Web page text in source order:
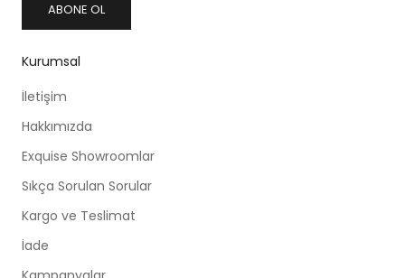
ABONE OL
Kurumsal
İletişim
Hakkımızda
Exquise Showroomlar
Sıkça Sorulan Sorular
Kargo ve Teslimat
İade